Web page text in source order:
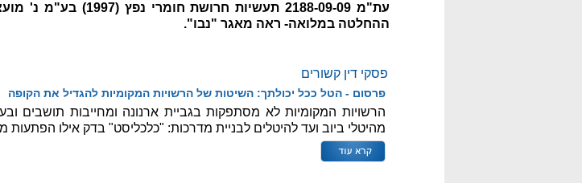
ההחלטה במלואה- ראה מאגר "נבו".
פסקי דין קשורים
פרסום - הטל ככל יכולתך: השיטות של הרשויות המקומיות להגדיל את הקופה
מהיטלי ביוב ועד להיטלים לבניית מדרכות: "כלכליסט" בדק אילו הפתעות